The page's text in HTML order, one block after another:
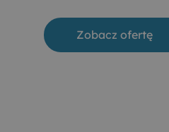
Zobacz ofertę